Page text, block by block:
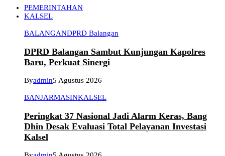
PEMERINTAHAN
KALSEL
BALANGANDPRD Balangan
DPRD Balangan Sambut Kunjungan Kapolres
Baru, Perkuat Sinergi
Byadmin5 Agustus 2026
BANJARMASINKALSEL
Peringkat 37 Nasional Jadi Alarm Keras, Bang
Dhin Desak Evaluasi Total Pelayanan Investasi
Kalsel